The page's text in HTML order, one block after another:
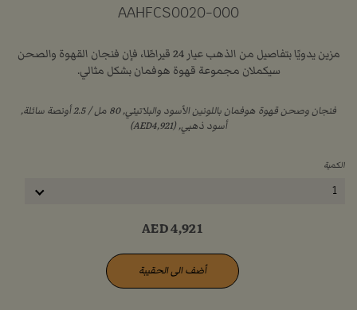
AAHFCS0020-000
مزين يدويًا بتفاصيل من الذهب عيار 24 قيراطًا، فإن فنجان القهوة والصحن
سيكملان مجموعة قهوة هوفمان بشكل مثالي.
فنجان وصحن قهوة هوفمان باللونين الأسود والبلاتيني, ‏80 مل / 2.5 أونصة سائلة,
أسود ذهبي, (AED4,921)
الكمية
1
AED4,921
أضف الى الحقيبة